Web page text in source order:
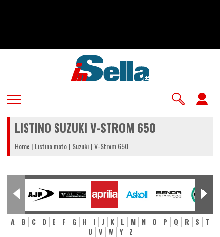
LISTINO SUZUKI V-STROM 650
Home Listino moto Suzuki V-Strom 650
A B C D E F G H I J K L M N O P Q R S
T
U
V W Y Z